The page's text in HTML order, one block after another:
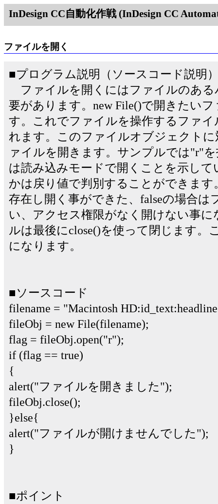
InDesign CC自動化作戦 (InDesign CC
ファイルを開く
■プログラム説明（ソースコード説明
ファイルを開くにはファイルのある
要があります。new File()で開きたい
す。これでファイルを操作するファ
れます。このファイルオブジェクト
ァイルを開きます。サンプルでは"r"
は読み込みモードで開くことを示し
かは戻り値で判別することができま
存在し開く事ができた、falseの場合は
い、アクセス権限がなく開けない事
ルは最後にclose()を使って閉じます。
になります。
■ソースコード
filename = "Macintosh
fileObj = new File(filename);
flag = fileObj.open("r");
if (flag == true)
{
alert("ファイルを開きました");
fileObj.close();
}else{
alert("ファイルが開けませんでした");
}
■ポイント